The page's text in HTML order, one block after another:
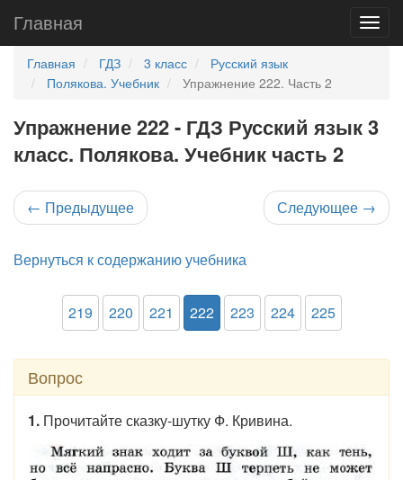
Главная
Главная ГДЗ 3 класс
Русский язык
Полякова. Учебник
Упражнение 222. Часть 2
Упражнение 222 - ГДЗ Русский язык 3
класс. Полякова. Учебник часть 2
← Предыдущее Следующее →
Вернуться к содержанию учебника
219 220 221 222 223 224 225
Вопрос
1. Прочитайте сказку-шутку Ф. Кривина.